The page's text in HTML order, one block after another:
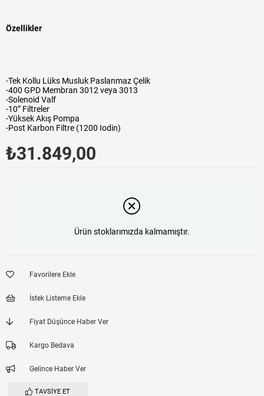
Özellikler
-Tek Kollu Lüks Musluk Paslanmaz Çelik
-400 GPD Membran 3012 veya 3013
-Solenoid Valf
-10” Filtreler
-Yüksek Akış Pompa
-Post Karbon Filtre (1200 Iodin)
₺31.849,00
Ürün stoklarımızda kalmamıştır.
Favorilere Ekle
İstek Listeme Ekle
Fiyat Düşünce Haber Ver
Kargo Bedava
Gelince Haber Ver
TAVSIYE ET